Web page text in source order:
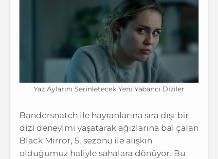
Yaz Aylarını Serinletecek Yeni Yabancı Diziler
Bandersnatch ile hayranlarına sıra dışı bir
dizi deneyimi yaşatarak ağızlarına bal çalan
Black Mirror, 5. sezonu ile alışkın
olduğumuz haliyle sahalara dönüyor. Bu